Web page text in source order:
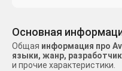
Основная
Общая информация про
языки, жанр,
и прочие характеристики.